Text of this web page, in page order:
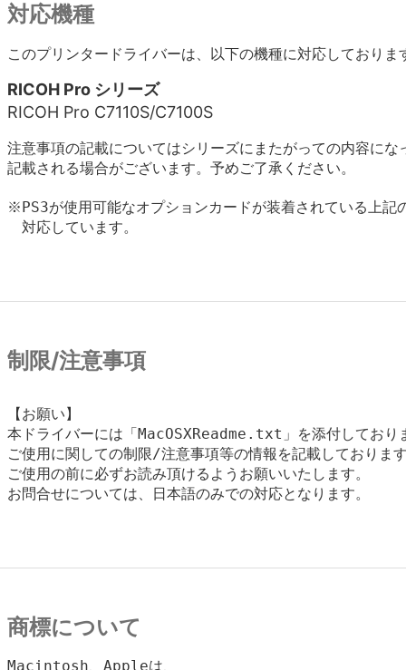
対応機種
このプリンタードライバーは、以下の機種に対応しておりま
RICOH Pro シリーズ
RICOH Pro C7110S/C7100S
注意事項の記載についてはシリーズにまたがっての内容に
記載される場合がございます。予めご了承ください。
※PS3が使用可能なオプションカードが装着されている上記
対応しています。
制限/注意事項
【お願い】
本ドライバーには「MacOSXReadme.txt」を添付しており
ご使用に関しての制限/注意事項等の情報を記載しておりま
ご使用の前に必ずお読み頂けるようお願いいたします。
お問合せについては、日本語のみでの対応となります。
商標について
Macintosh、Appleは、